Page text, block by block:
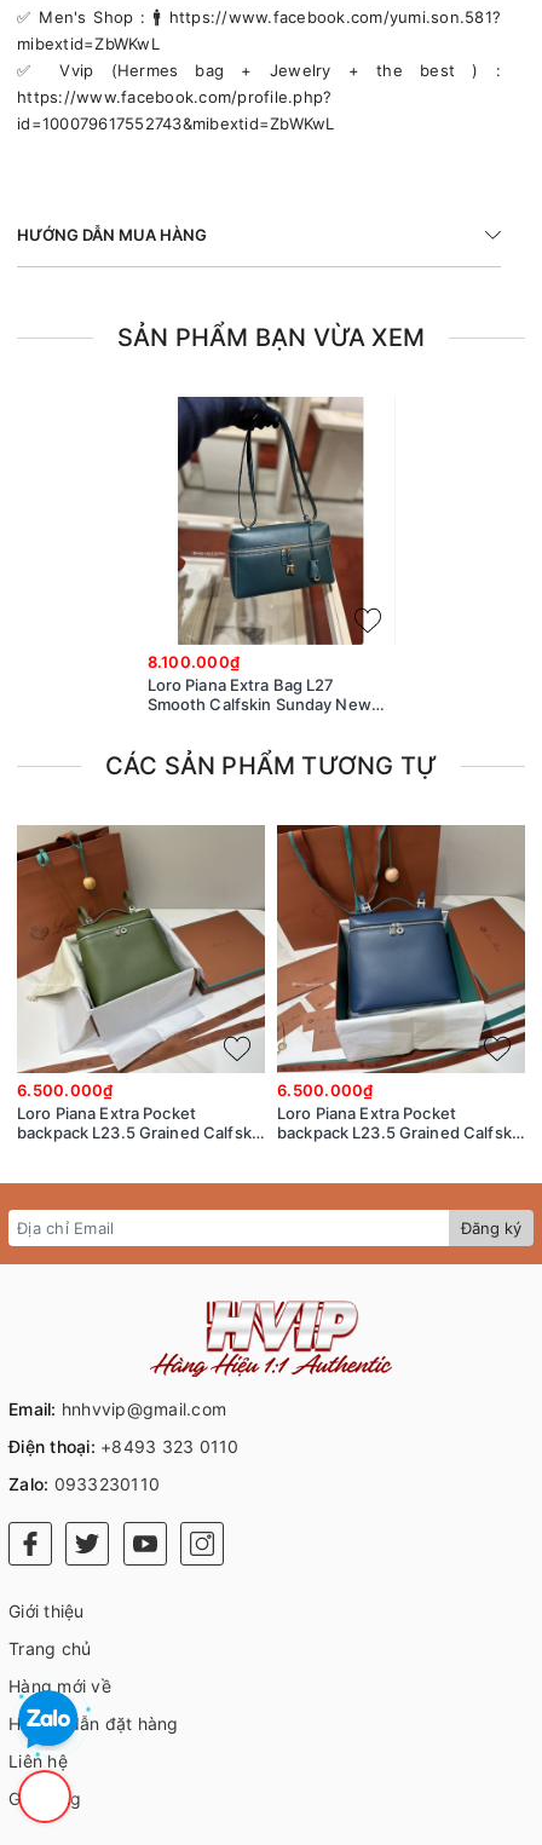
✅️ Men's Shop : 🚹 https://www.facebook.com/yumi.son.581?
mibextid=ZbWKwL
✅️ Vvip (Hermes bag + Jewelry + the best ) :
https://www.facebook.com/profile.php?
id=100079617552743&mibextid=ZbWKwL
HƯỚNG DẪN MUA HÀNG
SẢN PHẨM BẠN VỪA XEM
8.100.000₫
Loro Piana Extra Bag L27
Smooth Calfskin Sunday New
CÁC SẢN PHẨM TƯƠNG TỰ
6.500.000₫
Loro Piana Extra Pocket
backpack L23.5 Grained Calfskin
6.500.000₫
Loro Piana Extra Pocket
backpack L23.5 Grained Calfskin
Đăng ký
Email: hnhvvip@gmail.com
Điện thoại: +8493 323 0110
Zalo: 0933230110
Giới thiệu
Trang chủ
Hàng mới về
Hướng dẫn đặt hàng
Liên hệ
Giỏ hàng